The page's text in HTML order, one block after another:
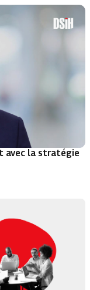
avec la stratégie